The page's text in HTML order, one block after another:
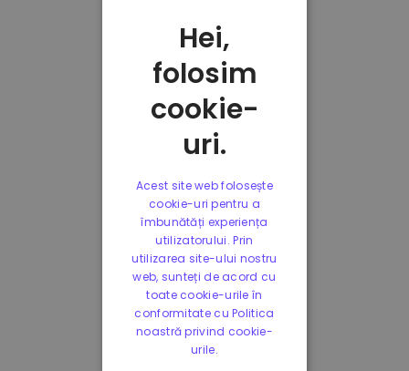
Hei,
folosim
cookie-
uri.
Acest site web folosește
cookie-uri pentru a
îmbunătăți experiența
utilizatorului. Prin
utilizarea site-ului nostru
web, sunteți de acord cu
toate cookie-urile în
conformitate cu Politica
noastră privind cookie-
urile.